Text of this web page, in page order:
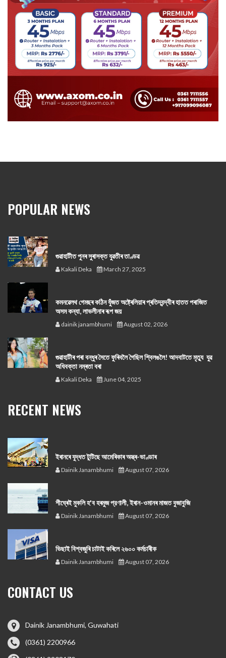
POPULAR NEWS
গুৱাহাটীত পুনৰ সুৰাসক্ত যুৱতীৰ তাণ্ডৱ
Kakali Deka March 27, 2025
কমনৱেলথ গেমছৰ কঠিন যুঁজত অষ্ট্ৰেলিয়াৰ প্ৰতিদ্বন্দ্বীৰ হাতত পৰাজিত
অসম কন্যা, লাভলীনাৰ ৰূপ জয়
dainik janambhumi August 02, 2026
গুৱাহাটীৰ পৰা বন্ধুৰ সৈতে ফুৰিবলৈ গৈছিল শ্বিলঙলৈ! আদবাটতে মৃত্যু যুৱ
অধিবক্তা নম্ৰতা বৰা
Kakali Deka June 04, 2025
RECENT NEWS
ইৰানৰে যুদ্ধত টুটিছে আমেৰিকাৰ অস্ত্ৰ-ভাণ্ডাৰ
Dainik Janambhumi August 07, 2026
শীঘ্ৰেই মুকলি হ'ব হৰমুজ প্রণালী, ইৰান-ওমানৰ মাজত বুজাবুজি
Dainik Janambhumi August 07, 2026
ভিছাই বিশ্বজুৰি চাটাই কৰিলে ২৬০০ কৰ্মচাৰীক
Dainik Janambhumi August 07, 2026
CONTACT US
Dainik Janambhumi, Guwahati
(0361) 2200966